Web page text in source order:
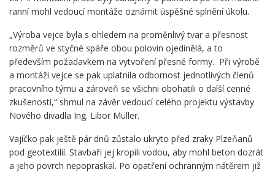
ranní mohl vedoucí montáže oznámit úspěšné splnění úkolu.
„Výroba vejce byla s ohledem na proměnlivý tvar a přesnost
rozměrů ve styčné spáře obou polovin ojedinělá, a to
především požadavkem na vytvoření přesné formy. Při výrobě
a montáži vejce se pak uplatnila odbornost jednotlivých členů
pracovního týmu a zároveň se všichni obohatili o další cenné
zkušenosti,“ shrnul na závěr vedoucí celého projektu výstavby
Nového divadla Ing. Libor Müller.
Vajíčko pak ještě pár dnů zůstalo ukryto před zraky Plzeňanů
pod geotextilií. Stavbaři jej kropili vodou, aby mohl beton dozrát
a jeho povrch nepopraskal. Po opatření ochranným nátěrem již